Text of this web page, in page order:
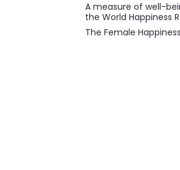
A measure of well-
the World Happiness
The Female